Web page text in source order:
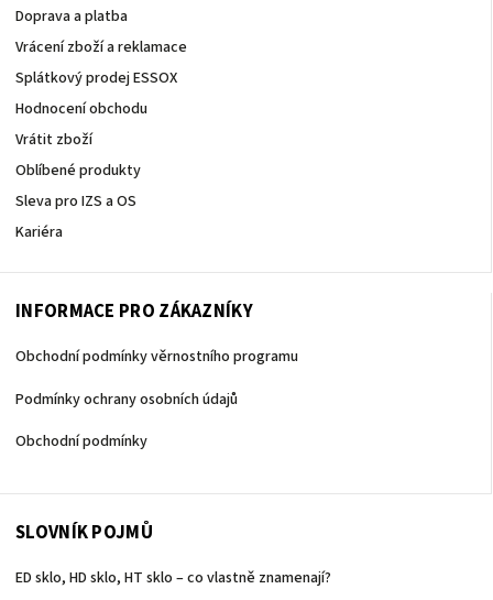
Doprava a platba
Vrácení zboží a reklamace
Splátkový prodej ESSOX
Hodnocení obchodu
Vrátit zboží
Oblíbené produkty
Sleva pro IZS a OS
Kariéra
INFORMACE PRO ZÁKAZNÍKY
Obchodní podmínky věrnostního programu
Podmínky ochrany osobních údajů
Obchodní podmínky
SLOVNÍK POJMŮ
ED sklo, HD sklo, HT sklo – co vlastně znamenají?